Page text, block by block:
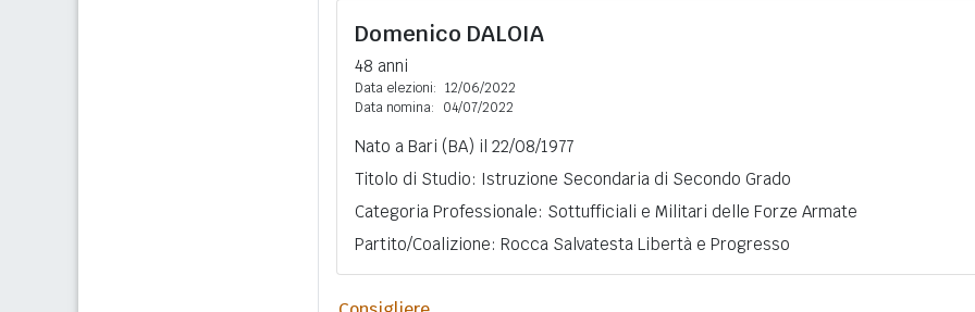
Domenico DALOIA
48 anni
Data elezioni: 12/06/2022
Data nomina:
04/07/2022
Nato a Bari (BA) il 22/08/1977
Titolo di Studio: Istruzione Secondaria di Secondo Grado
Categoria Professionale: Sottufficiali e Militari delle Forze Armate
Partito/Coalizione: Rocca Salvatesta Libertà e Progresso